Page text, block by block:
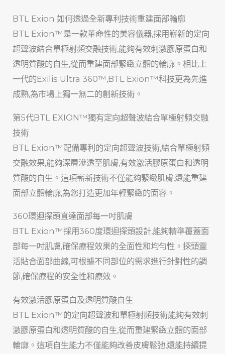
BTL Exion 如何透過全新專利技術重建面部輪廓
BTL Exion™是一款革命性的美容儀器,採用嶄新的定向
超聲波結合單極射頻交融技術,能夠有效刺激膠原蛋白和
透明質酸的自生,從而重建面部緊緻立體的輪廓。相比上
一代的Exilis Ultra 360™,BTL Exion™科技更為先進
成熟,為市場上獨一無二的創新技術。
第5代BTL EXION™獨有定向超聲波結合單極射頻交融
技術
BTL Exion™配備專利的定向超聲波技術,結合單極射頻
交融效果,能夠深層滲透至肌膚,有效激活膠原蛋白和透明
質酸的自生。這項嶄新技術不僅能夠緊緻肌膚,還能重建
面部立體輪廓,為您打造更加年輕緊緻的面容。
360環迴探頭直達面部每一吋肌膚
BTL Exion™採用360度環迴探頭設計,能夠精準覆蓋面
部每一吋肌膚,確保療程效果的全面性和均勻性。探頭靈
活貼合面部曲線,可根據不同部位的需求進行針對性的調
節,確保療程的安全性和療效。
有效激活膠原蛋白及透明質酸自生
BTL Exion™的定向超聲波和單極射頻技術能夠有效刺
激膠原蛋白和透明質酸的自生,從而重建緊緻立體的面部
輪廓。這項自生能力不僅能夠改善皮膚鬆弛,還能持續提